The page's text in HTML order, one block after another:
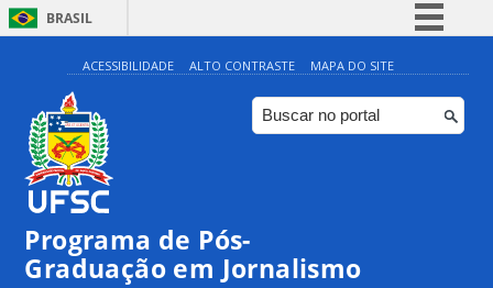
BRASIL
Simplifique!
Comunica BR
Participe
ACESSIBILIDADE ALTO CONTRASTE MAPA DO SITE
Programa de Pós-
Graduação em Jornalismo